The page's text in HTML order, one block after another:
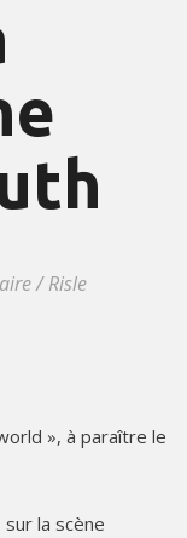
/ Risle
», à paraître le
la scène